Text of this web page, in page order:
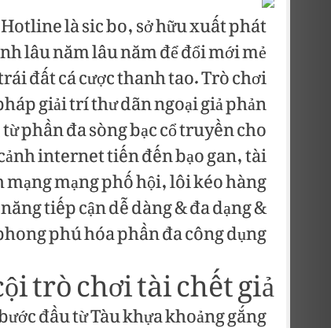
là sic bo, sở hữu xuất phát
lâu năm lâu năm để đổi mới mẻ
đất cá cược thanh tao. Trò chơi
giải trí thư dãn ngoại giả phản
phần đa sòng bạc cổ truyền cho
internet tiến đến bạo gan, tài
mạng phố hội, lôi kéo hàng
tiếp cận dễ dàng & đa dạng &
phú hóa phần đa công dụng.
trò chơi tài chết giả